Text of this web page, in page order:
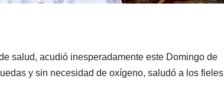
salud, acudió inesperadamente este Domingo de
y sin necesidad de oxígeno, saludó a los fieles